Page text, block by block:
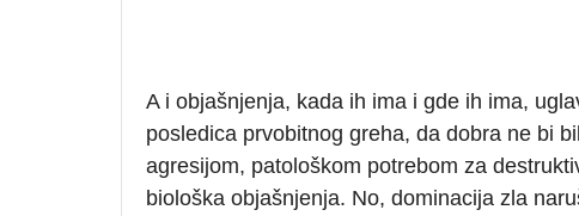
A i objašnjenja, kada ih ima i gde ih ima,
posledica prvobitnog greha, da dobra ne bi
agresijom, patološkom potrebom za
biološka objašnjenja. No, dominacija zla